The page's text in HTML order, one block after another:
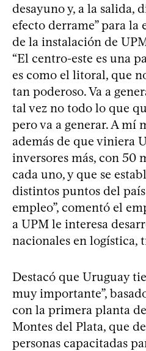
desayuno y, a la salida,
efecto derrame” para la
de la instalación de
“El centro-este es una
es como el litoral, que
tan poderoso. Va a
tal vez no todo lo que
pero va a generar. A mí
además de que viniera
inversores más, con 50
cada uno, y que se
distintos puntos del
empleo”, comentó el
a UPM le interesa
nacionales en logística,
Destacó que Uruguay
muy importante”,
con la primera planta
Montes del Plata, que
personas capacitadas